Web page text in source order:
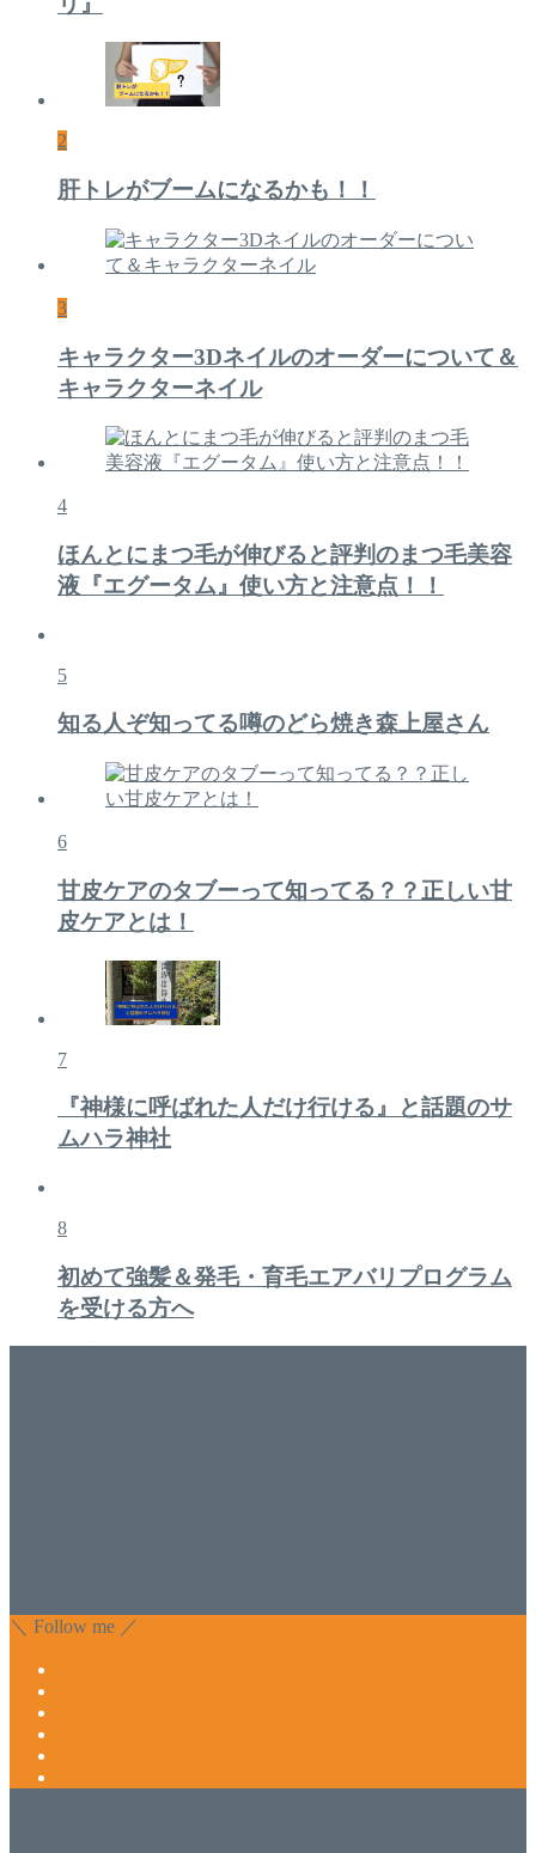
2
肝トレがブームになるかも！！
3
キャラクター3Dネイルのオーダーについて＆
キャラクターネイル
4
ほんとにまつ毛が伸びると評判のまつ毛美容
液『エグータム』使い方と注意点！！
5
知る人ぞ知ってる噂のどら焼き森上屋さん
6
甘皮ケアのタブーって知ってる？？正しい甘
皮ケアとは！
7
『神様に呼ばれた人だけ行ける』と話題のサ
ムハラ神社
8
初めて強髪＆発毛・育毛エアバリプログラム
を受ける方へ
＼ Follow me ／